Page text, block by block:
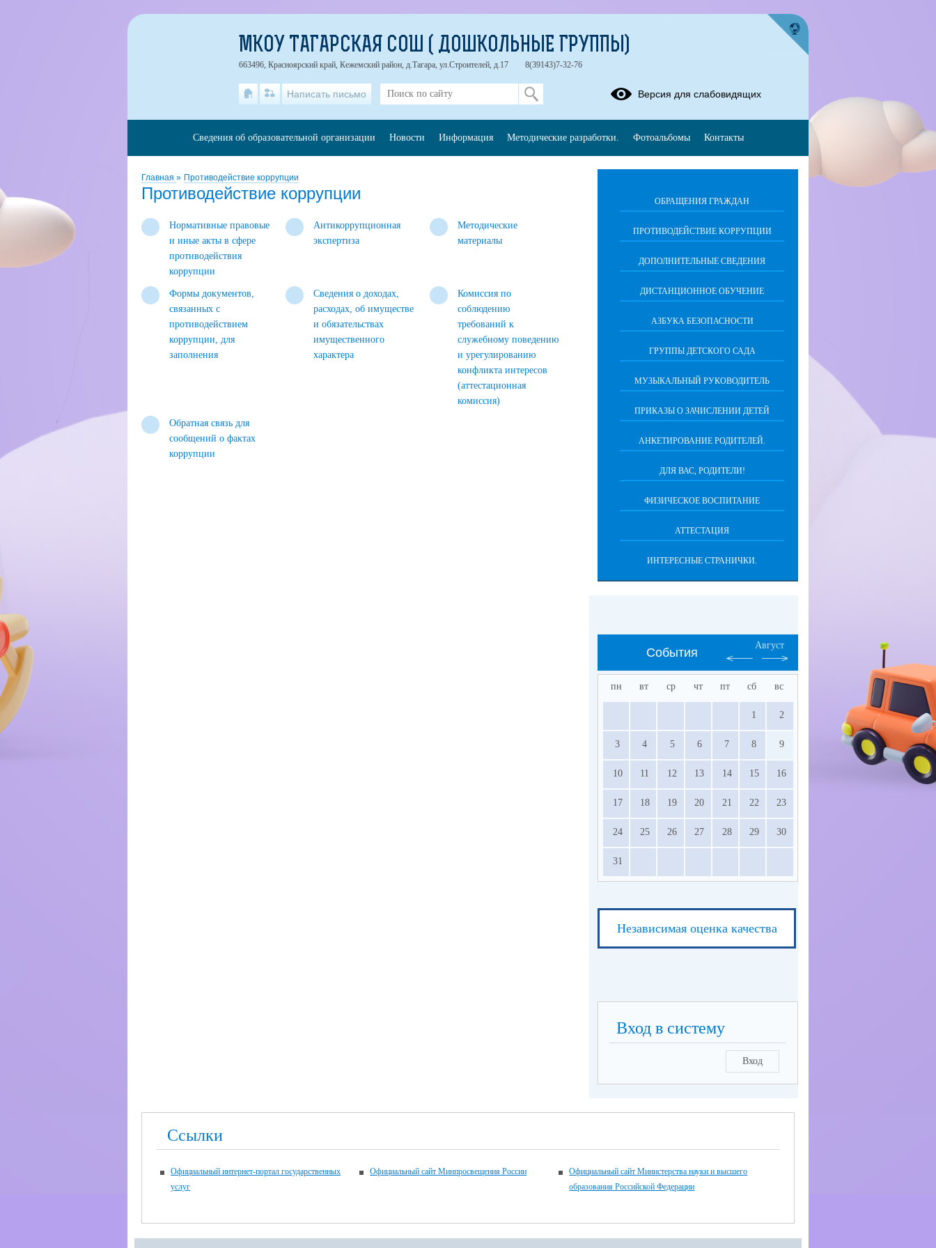
Главная » Противодействие коррупции
Противодействие коррупции
Нормативные правовые
и иные акты в сфере
противодействия
коррупции
Антикоррупционная
экспертиза
Методические
материалы
Формы документов,
связанных с
противодействием
коррупции, для
заполнения
Сведения о доходах,
расходах, об имуществе
и обязательствах
имущественного
характера
Комиссия по
соблюдению
требований к
служебному поведению
и урегулированию
конфликта интересов
(аттестационная
комиссия)
Обратная связь для
сообщений о фактах
коррупции
ОБРАЩЕНИЯ ГРАЖДАН
ПРОТИВОДЕЙСТВИЕ КОРРУПЦИИ
ДОПОЛНИТЕЛЬНЫЕ СВЕДЕНИЯ
ДИСТАНЦИОННОЕ ОБУЧЕНИЕ
АЗБУКА БЕЗОПАСНОСТИ
ГРУППЫ ДЕТСКОГО САДА
МУЗЫКАЛЬНЫЙ РУКОВОДИТЕЛЬ
ПРИКАЗЫ О ЗАЧИСЛЕНИИ ДЕТЕЙ
АНКЕТИРОВАНИЕ РОДИТЕЛЕЙ.
ДЛЯ ВАС, РОДИТЕЛИ!
ФИЗИЧЕСКОЕ ВОСПИТАНИЕ
АТТЕСТАЦИЯ
ИНТЕРЕСНЫЕ СТРАНИЧКИ.
События
Август
пн вт ср чт пт сб вс
1 2
3 4 5 6 7 8 9
10 11 12 13 14 15 16
17 18 19 20 21 22 23
24 25 26 27 28 29 30
31
Независимая оценка качества
Вход в систему
Вход
Ссылки
Официальный интернет-портал государственных
услуг
Официальный сайт Минпросвещения России
Официальный сайт Министерства науки и высшего
образования Российской Федерации
МКОУ ТАГАРСКАЯ СОШ ( ДОШКОЛЬНЫЕ ГРУППЫ)
663496, Красноярский край, Кежемский район, д.Тагара, ул.Строителей, д.17 8(39143)7-32-76
Написать письмо Версия для слабовидящих
Сведения об образовательной организации Новости Информация Методические разработки. Фотоальбомы Контакты